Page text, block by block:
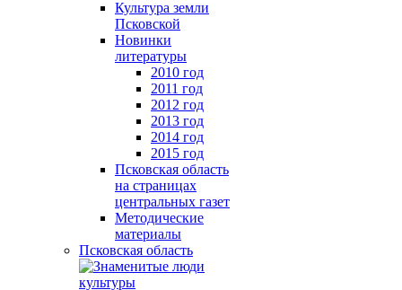
Культура земли
Псковской
Новинки
литературы
2010 год
2011 год
2012 год
2013 год
2014 год
2015 год
Псковская область
на страницах
центральных газет
Методические
материалы
Псковская область